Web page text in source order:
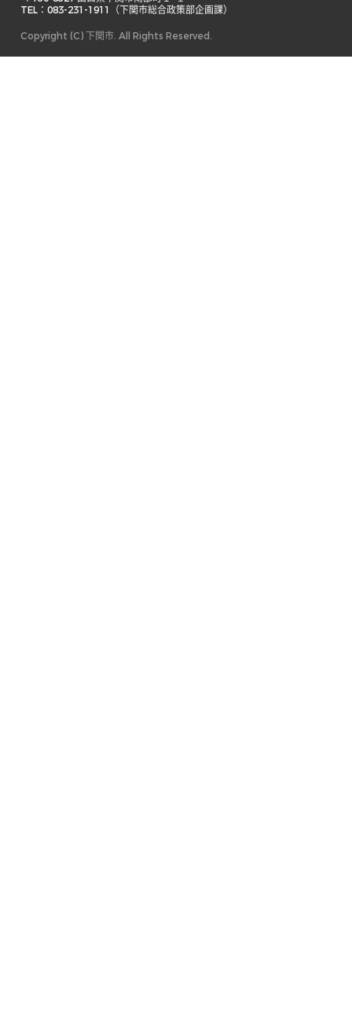
TEL：083-231-1911（下関市総合政策部企画課）
Copyright (C) 下関市. All Rights Reserved.